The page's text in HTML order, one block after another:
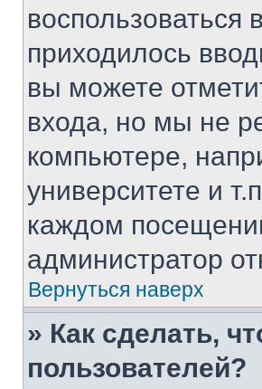
приходилось
вы можете
входа, но мы не
компьютере,
университете и
каждом
администратор
Вернуться наверх
» Как сделать,
пользователей?